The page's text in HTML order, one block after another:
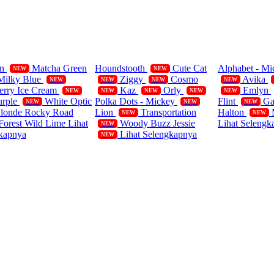
NEW Matcha Green
Blue NEW
Ice Cream NEW
NEW
White Optic
Rocky Road
Wild Lime Lihat
Houndstooth
NEW Cute Cat
NEW Ziggy NEW Cosmo
NEW Kaz NEW Orly NEW
Polka Dots - Mickey NEW
Lion NEW Transportation
NEW Woody Buzz Jessie
NEW Lihat Selengkapnya
Alphabet -
NEW Avika
NEW Emlyn
Flint NEW
Halton NEW
Lihat